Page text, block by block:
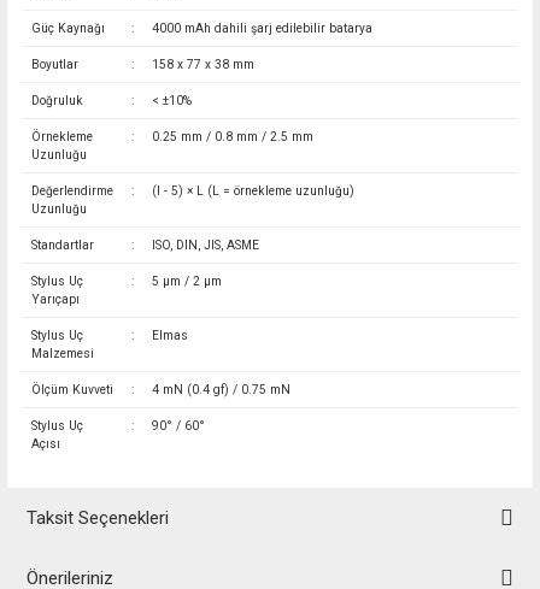
Güç Kaynağı : 4000 mAh dahili şarj edilebilir batarya
Boyutlar : 158 x 77 x 38 mm
Doğruluk : < ±10%
Örnekleme
Uzunluğu
: 0.25 mm / 0.8 mm / 2.5 mm
Değerlendirme
Uzunluğu
: (l - 5) × L (L = örnekleme uzunluğu)
Standartlar : ISO, DIN, JIS, ASME
Stylus Uç
Yarıçapı
: 5 µm / 2 µm
Stylus Uç
Malzemesi
: Elmas
Ölçüm Kuvveti : 4 mN (0.4 gf) / 0.75 mN
Stylus Uç
Açısı
: 90° / 60°
Taksit Seçenekleri
Önerileriniz